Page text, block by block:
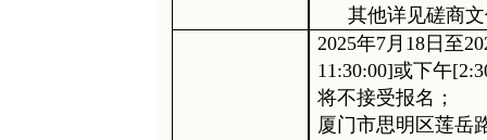
其他详见磋商
2025年7月 18 日 至
11:30:00]或下午
将不接受报名；
厦门市思明区莲岳